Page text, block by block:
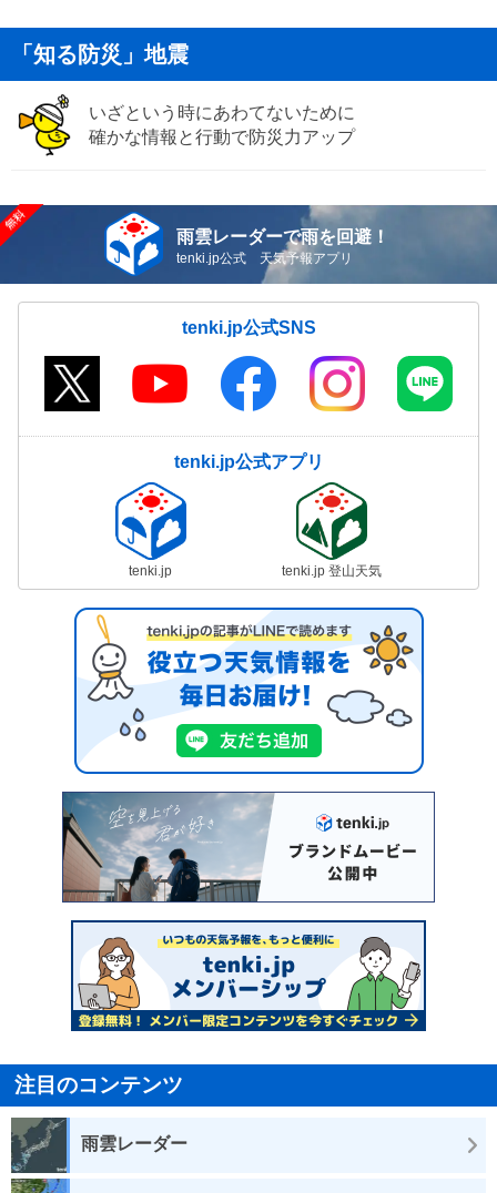
「知る防災」地震
いざという時にあわてないために
確かな情報と行動で防災力アップ
雨雲レーダーで雨を回避！
tenki.jp公式 天気予報アプリ
tenki.jp公式SNS
tenki.jp公式アプリ
tenki.jp tenki.jp 登山天気
注目のコンテンツ
雨雲レーダー